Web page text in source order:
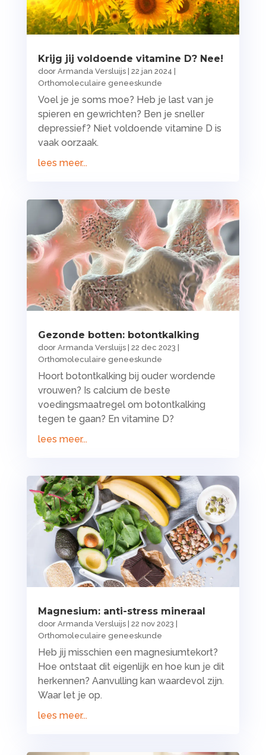
Krijg jij voldoende vitamine D? Nee!
door Armanda Versluijs| 22 jan 2024
Orthomoleculaire geneeskunde
Voel je je soms moe? Heb je last van je
spieren en gewrichten? Ben je sneller
depressief? Niet voldoende vitamine D is
vaak oorzaak.
lees meer...
Gezonde botten: botontkalking
door Armanda Versluijs| 22 dec 2023
Orthomoleculaire geneeskunde
Hoort botontkalking bij ouder wordende
vrouwen? Is calcium de beste
voedingsmaatregel om botontkalking
tegen te gaan? En vitamine D?
lees meer...
Magnesium: anti-stress mineraal
door Armanda Versluijs| 22 nov 2023
Orthomoleculaire geneeskunde
Heb jij misschien een magnesiumtekort?
Hoe ontstaat dit eigenlijk en hoe kun je dit
herkennen? Aanvulling kan waardevol zijn.
Waar let je op.
lees meer...